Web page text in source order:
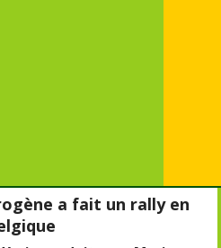
a fait un rally en